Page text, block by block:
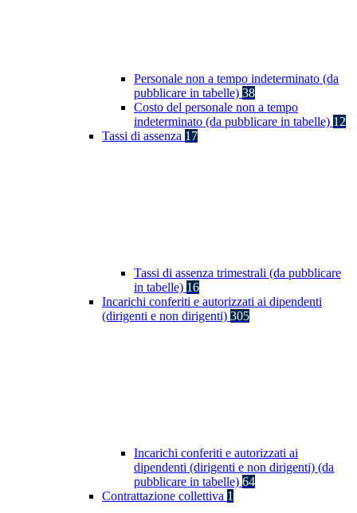
Personale non a tempo indeterminato (da
pubblicare in tabelle) 38
Costo del personale non a tempo
indeterminato (da pubblicare in tabelle) 12
Tassi di assenza 17
Tassi di assenza trimestrali (da pubblicare
in tabelle) 16
Incarichi conferiti e autorizzati ai dipendenti
(dirigenti e non dirigenti) 305
Incarichi conferiti e autorizzati ai
dipendenti (dirigenti e non dirigenti) (da
pubblicare in tabelle) 64
Contrattazione collettiva 1